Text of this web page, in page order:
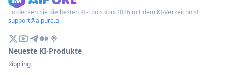
Entdecken Sie die besten KI-Tools von 2026 mit dem KI-Verzeichnis!
support@aipure.ai
Neueste KI-Produkte
Rippling